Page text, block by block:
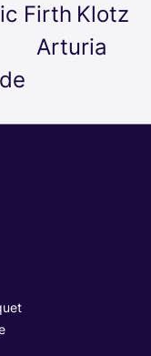
Firth Klotz
Arturia